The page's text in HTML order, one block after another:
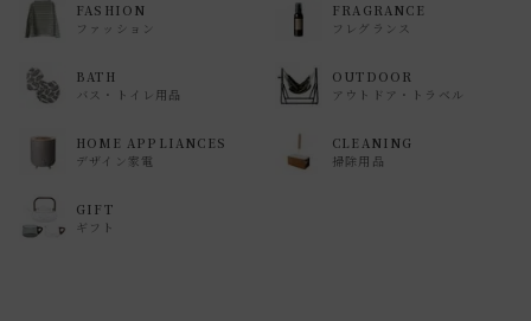
FASHION
ファッション
FRAGRANCE
フレグランス
BATH
バス・トイレ用品
OUTDOOR
アウトドア・トラベル
HOME APPLIANCES
デザイン家電
CLEANING
掃除用品
GIFT
ギフト